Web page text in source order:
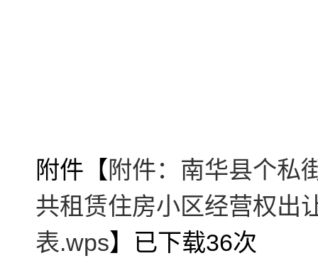
附件【 附件：南华县个私
共租赁住房小区经营权出
表.wps】已下载36次